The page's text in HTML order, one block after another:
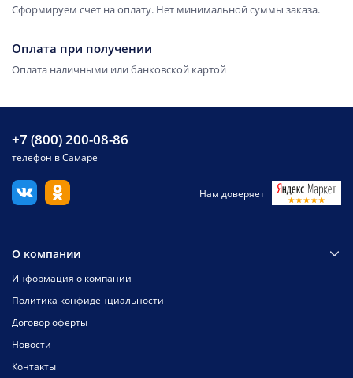
Сформируем счет на оплату. Нет минимальной суммы заказа.
Оплата при получении
Оплата наличными или банковской картой
+7 (800) 200-08-86
телефон в Самаре
Нам доверяет
О компании
Информация о компании
Политика конфиденциальности
Договор оферты
Новости
Контакты